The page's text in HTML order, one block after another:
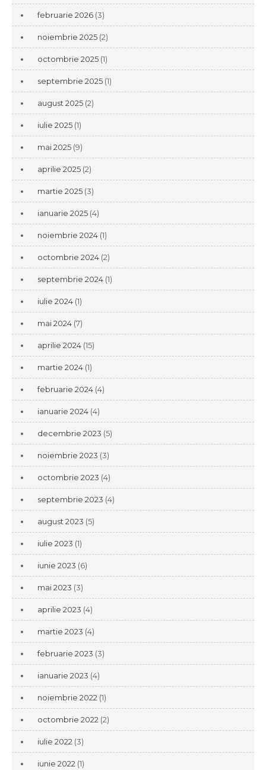
februarie 2026 (3)
noiembrie 2025 (2)
octombrie 2025 (1)
septembrie 2025 (1)
august 2025 (2)
iulie 2025 (1)
mai 2025 (9)
aprilie 2025 (2)
martie 2025 (3)
ianuarie 2025 (4)
noiembrie 2024 (1)
octombrie 2024 (2)
septembrie 2024 (1)
iulie 2024 (1)
mai 2024 (7)
aprilie 2024 (15)
martie 2024 (1)
februarie 2024 (4)
ianuarie 2024 (4)
decembrie 2023 (5)
noiembrie 2023 (3)
octombrie 2023 (4)
septembrie 2023 (4)
august 2023 (5)
iulie 2023 (1)
iunie 2023 (6)
mai 2023 (3)
aprilie 2023 (4)
martie 2023 (4)
februarie 2023 (3)
ianuarie 2023 (4)
noiembrie 2022 (1)
octombrie 2022 (2)
iulie 2022 (3)
iunie 2022 (1)